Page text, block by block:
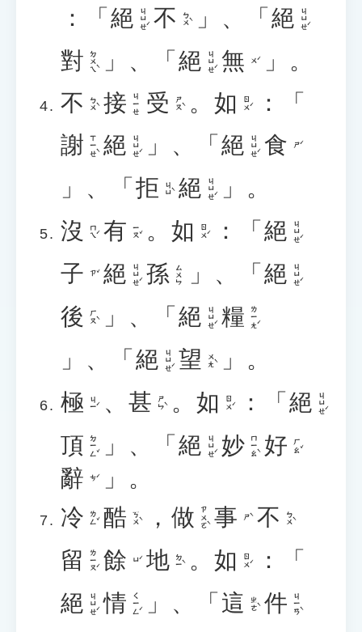
：「 絕 ㄐㄩㄝˊ 不 ㄅㄨˋ 」、「 絕 ㄐㄩㄝˊ
對 ㄉㄨㄟˋ 」、「 絕 ㄐㄩㄝˊ 無 ㄨˊ
」。
不 ㄅㄨˋ 接 ㄐㄧㄝ 受 ㄕㄡˋ 。 如 ㄖㄨˊ
：「
謝 ㄒㄧㄝˋ 絕 ㄐㄩㄝˊ 」、「 絕 ㄐㄩㄝˊ 食 ㄕˊ
」、「 拒 ㄐㄩˋ 絕 ㄐㄩㄝˊ
」。
沒 ㄇㄟˊ 有 ㄧㄡˇ 。 如 ㄖㄨˊ ：「 絕 ㄐㄩㄝˊ
子 ㄗˇ 絕 ㄐㄩㄝˊ 孫 ㄙㄨㄣ 」、「 絕 ㄐㄩㄝˊ
後 ㄏㄡˋ 」、「 絕 ㄐㄩㄝˊ 糧 ㄌㄧㄤˊ
」、「 絕 ㄐㄩㄝˊ 望 ㄨㄤˋ
」。
極 ㄐㄧˊ 、 甚 ㄕㄣˋ 。 如 ㄖㄨˊ ：「 絕 ㄐㄩㄝˊ
頂 ㄉㄧㄥˇ 」、「 絕 ㄐㄩㄝˊ 妙 ㄇㄧㄠˋ 好 ㄏㄠˇ
辭 ㄘˊ
」。
冷 ㄌㄥˇ 酷 ㄎㄨˋ ， 做 ㄗㄨㄛˋ 事 ㄕˋ 不 ㄅㄨˋ
留 ㄌㄧㄡˊ 餘 ㄩˊ 地 ㄉㄧˋ 。 如 ㄖㄨˊ
：「
絕 ㄐㄩㄝˊ 情 ㄑㄧㄥˊ 」、「 這 ㄓㄜˋ 件 ㄐㄧㄢˋ